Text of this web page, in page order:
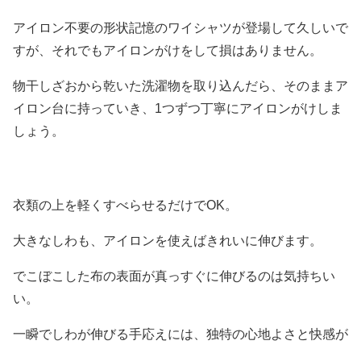
アイロン不要の形状記憶のワイシャツが登場して久しいで
すが、それでもアイロンがけをして損はありません。
物干しざおから乾いた洗濯物を取り込んだら、そのままア
イロン台に持っていき、1つずつ丁寧にアイロンがけしま
しょう。
衣類の上を軽くすべらせるだけでOK。
大きなしわも、アイロンを使えばきれいに伸びます。
でこぼこした布の表面が真っすぐに伸びるのは気持ちい
い。
一瞬でしわが伸びる手応えには、独特の心地よさと快感が